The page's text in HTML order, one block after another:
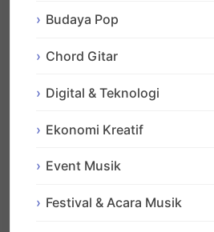
Budaya Pop
Chord Gitar
Digital & Teknologi
Ekonomi Kreatif
Event Musik
Festival & Acara Musik